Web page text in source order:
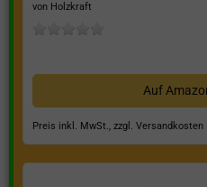
von Holzkraft
Auf
Preis inkl. MwSt., zzgl. Versandkosten